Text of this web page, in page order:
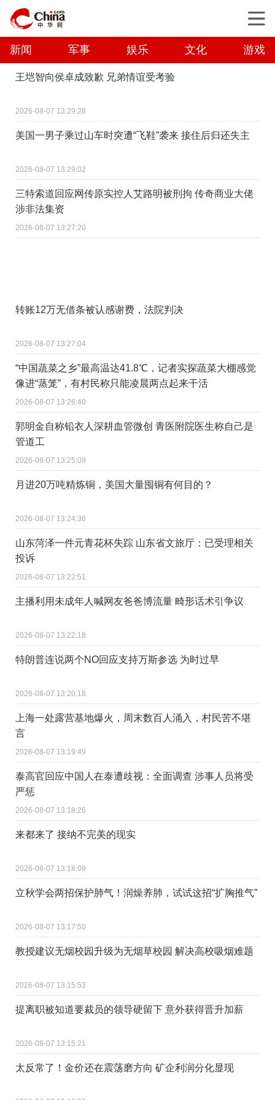
新闻 军事 娱乐 文化 游戏
王垲智向侯卓成致歉 兄弟情谊受考验
2026-08-07 13:29:28
美国一男子乘过山车时突遭“飞鞋”袭来 接住后归还失主
2026-08-07 13:29:02
三特索道回应网传原实控人艾路明被刑拘 传奇商业大佬
涉非法集资
2026-08-07 13:27:20
转账12万无借条被认感谢费，法院判决
2026-08-07 13:27:04
“中国蔬菜之乡”最高温达41.8℃，记者实探蔬菜大棚感觉
像进“蒸笼”，有村民称只能凌晨两点起来干活
2026-08-07 13:26:40
郭明金自称铅衣人深耕血管微创 青医附院医生称自己是
管道工
2026-08-07 13:25:09
月进20万吨精炼铜，美国大量囤铜有何目的？
2026-08-07 13:24:36
山东菏泽一件元青花杯失踪 山东省文旅厅：已受理相关
投诉
2026-08-07 13:22:51
主播利用未成年人喊网友爸爸博流量 畸形话术引争议
2026-08-07 13:22:18
特朗普连说两个NO回应支持万斯参选 为时过早
2026-08-07 13:20:18
上海一处露营基地爆火，周末数百人涌入，村民苦不堪
言
2026-08-07 13:19:49
泰高官回应中国人在泰遭歧视：全面调查 涉事人员将受
严惩
2026-08-07 13:18:26
来都来了 接纳不完美的现实
2026-08-07 13:18:09
立秋学会两招保护肺气！润燥养肺，试试这招“扩胸推气”
2026-08-07 13:17:50
教授建议无烟校园升级为无烟草校园 解决高校吸烟难题
2026-08-07 13:15:53
提离职被知道要裁员的领导硬留下 意外获得晋升加薪
2026-08-07 13:15:21
太反常了！金价还在震荡磨方向 矿企利润分化显现